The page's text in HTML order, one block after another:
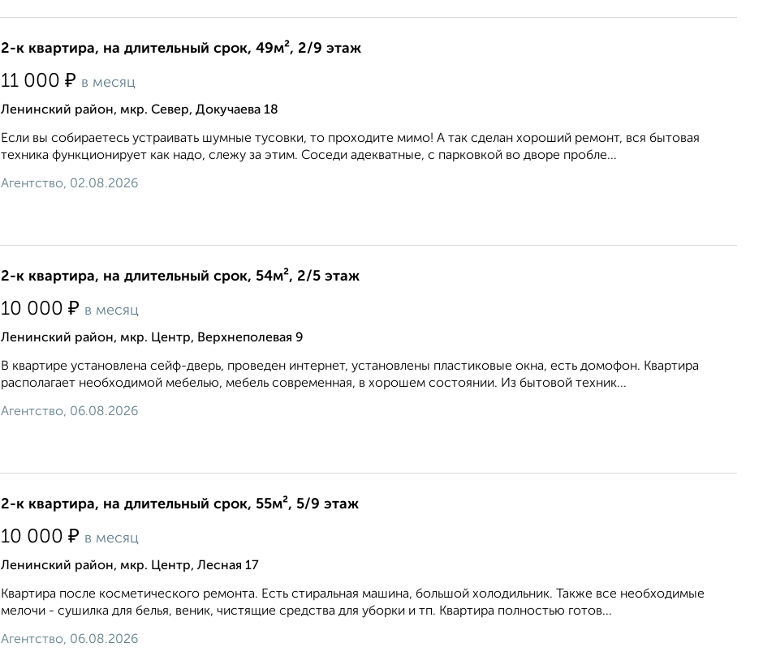
2-к квартира, на длительный срок, 49м², 2/9 этаж
11 000 ₽ в месяц
Ленинский район, мкр. Север, Докучаева 18
Если вы собираетесь устраивать шумные тусовки, то проходите мимо! А так сделан хороший ремонт, вся бытовая
техника функционирует как надо, слежу за этим. Соседи адекватные, с парковкой во дворе пробле...
Агентство, 02.08.2026
2-к квартира, на длительный срок, 54м², 2/5 этаж
10 000 ₽ в месяц
Ленинский район, мкр. Центр, Верхнеполевая 9
В квартире установлена сейф-дверь, проведен интернет, установлены пластиковые окна, есть домофон. Квартира
располагает необходимой мебелью, мебель современная, в хорошем состоянии. Из бытовой техник...
Агентство, 06.08.2026
2-к квартира, на длительный срок, 55м², 5/9 этаж
10 000 ₽ в месяц
Ленинский район, мкр. Центр, Лесная 17
Квартира после косметического ремонта. Есть стиральная машина, большой холодильник. Также все необходимые
мелочи - сушилка для белья, веник, чистящие средства для уборки и тп. Квартира полностью готов...
Агентство, 06.08.2026